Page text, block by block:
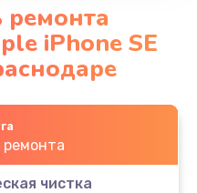
ремонта
iPhone SE
чистка